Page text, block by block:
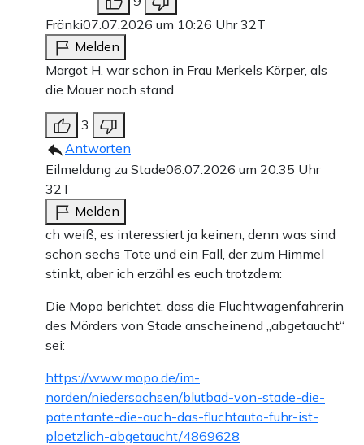
Fränki07.07.2026 um 10:26 Uhr32T
Melden
Margot H. war schon in Frau Merkels Körper, als
die Mauer noch stand
3
Antworten
Eilmeldung zu Stade06.07.2026 um 20:35 Uhr
32T
Melden
ch weiß, es interessiert ja keinen, denn was sind
schon sechs Tote und ein Fall, der zum Himmel
stinkt, aber ich erzähl es euch trotzdem:
Die Mopo berichtet, dass die Fluchtwagenfahrerin
des Mörders von Stade anscheinend „abgetaucht“
sei:
https://www.mopo.de/im-
norden/niedersachsen/blutbad-von-stade-die-
patentante-die-auch-das-fluchtauto-fuhr-ist-
ploetzlich-abgetaucht/4869628